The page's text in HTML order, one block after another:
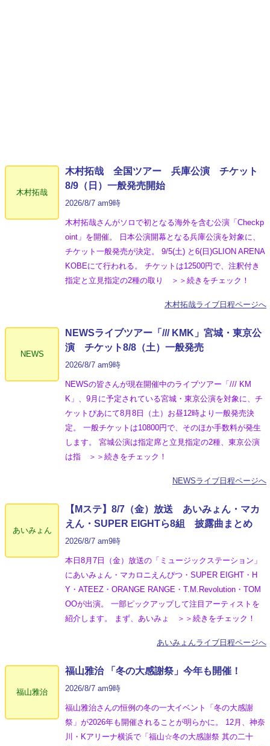
木村拓哉
木村拓哉 全国ツアー 兵庫公演 チケット
8/9（日）一般発売開始
2026/8/7 am9時
木村拓哉さんがソロで初となる海外を含む公演「Checkp
oint」を開催。 日本公演開幕となる兵庫公演を対象に、
チケット一般発売が決定。 9/5(土) と6(日)GLION ARENA
KOBEにて行われる。 チケットは12500円で、注釈付き
指定と立見指定の2種の取り ＞＞続きをチェック！
木村拓哉ライブ日程ページへ
NEWS
NEWSライブツアー「/// KMK」宮城・東京公
演 チケット8/8（土）一般発売
2026/8/7 am9時
NEWSの皆さんが現在開催中のライブツアー「/// KM
K」、9月に予定されている宮城・東京公演を対象に、チ
ケットぴあにて8月8日（土）お昼12時より一般発売決
定。 一般チケットは10800円で、そのほか手数料が発生
します。 宮城公演は指定席と立見指定の2種、東京公演
は指 ＞＞続きをチェック！
NEWSライブ日程ページへ
あいみょん
【Mステ】8/7（金）放送 あいみょん・マカ
えん・SUPER EIGHTら8組 披露曲まとめ
2026/8/7 am9時
本日8月7日（金）放送の「ミュージックステーション」
にあいみょん・マカロニえんぴつ・SUPER EIGHT・H
Y・ATEEZ・ORANGE RANGE・T.M.Revolution・TOM
OOが出演。 一部ピックアップして注目アーティストを
紹介します。 まず、あいみょ ＞＞続きをチェック！
あいみょんライブ日程ページへ
福山雅治
福山雅治 「冬の⼤感謝祭」今年も開催！
2026/8/7 am9時
福山雅治さんの恒例の冬の一大イベント「冬の⼤感謝
祭」が2026年も開催されることが明らかに。 12月、神奈
川・Kアリーナ横浜で「福山☆冬の大感謝祭 其の二十